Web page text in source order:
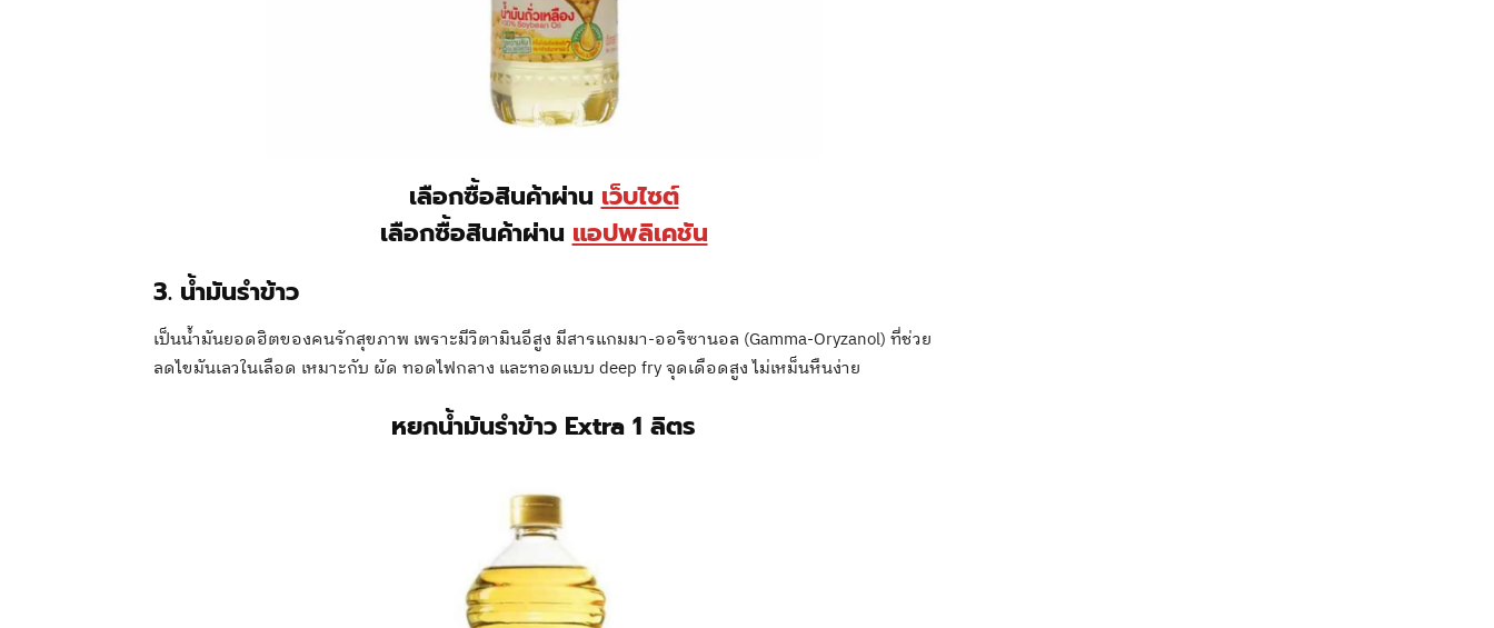
เลือกซื้อสินค้าผ่าน เว็บไซต์
เลือกซื้อสินค้าผ่าน แอปพลิเคชัน
3. น้ำมันรำข้าว
เป็นน้ำมันยอดฮิตของคนรักสุขภาพ เพราะมีวิตามินอีสูง มีสารแกมมา-ออริซานอล (Gamma-Oryzanol) ที่ช่วย
ลดไขมันเลวในเลือด เหมาะกับ ผัด ทอดไฟกลาง และทอดแบบ deep fry จุดเดือดสูง ไม่เหม็นหืนง่าย
หยกน้ำมันรำข้าว Extra 1 ลิตร